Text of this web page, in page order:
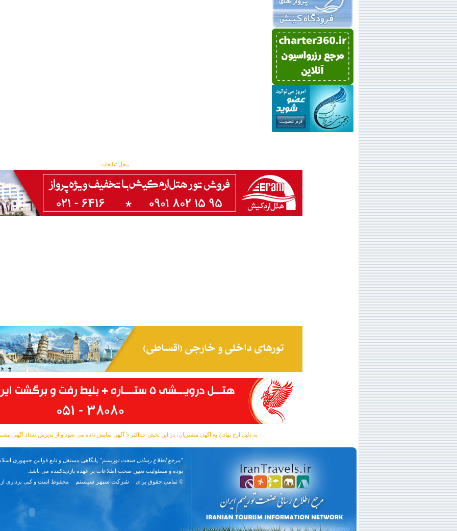
محل تبلیغات:
به دلیل ارج نهادن به آگهی مشتریان، در این بخش حداکثر 5 آگهی نمایش داده می شود و از پذیرش تعداد آگهی بیشتر معذوریم.
"مرجع اطلاع رسانی صنعت توریسم" پایگاهی مستقل و تابع قوانین جمهوری
بوده و مسئوليت تعیین صحت اطلاعات بر عهده بازدیدکننده می باشد.
© تمامی حقوق برای
شرکت سپهر سیستم محفوظ است و کپی برداری